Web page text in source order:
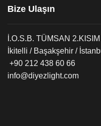
Bize Ulaşın
İ.O.S.B. TÜMSAN
İkitelli / Başakşehir /
+90 212 438 60 66
info@diyezlight.com